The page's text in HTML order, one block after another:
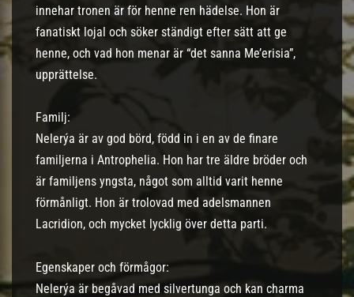
innehar tronen är för henne ren hädelse. Hon är
fanatiskt lojal och söker ständigt efter sätt att ge
henne, och vad hon menar är “det sanna Me’erisia”,
upprättelse.
Familj:
Nelerýa är av god börd, född in i en av de finare
familjerna i Antrophelia. Hon har tre äldre bröder och
är familjens yngsta, något som alltid varit henne
förmånligt. Hon är trolovad med adelsmannen
Lacridion, och mycket lycklig över detta parti.
Egenskaper och förmågor:
Nelerýa är begåvad med silvertunga och kan charma